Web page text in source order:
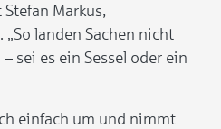
Markus,
„So landen Sachen nicht
sei es ein Sessel oder ein
einfach um und nimmt